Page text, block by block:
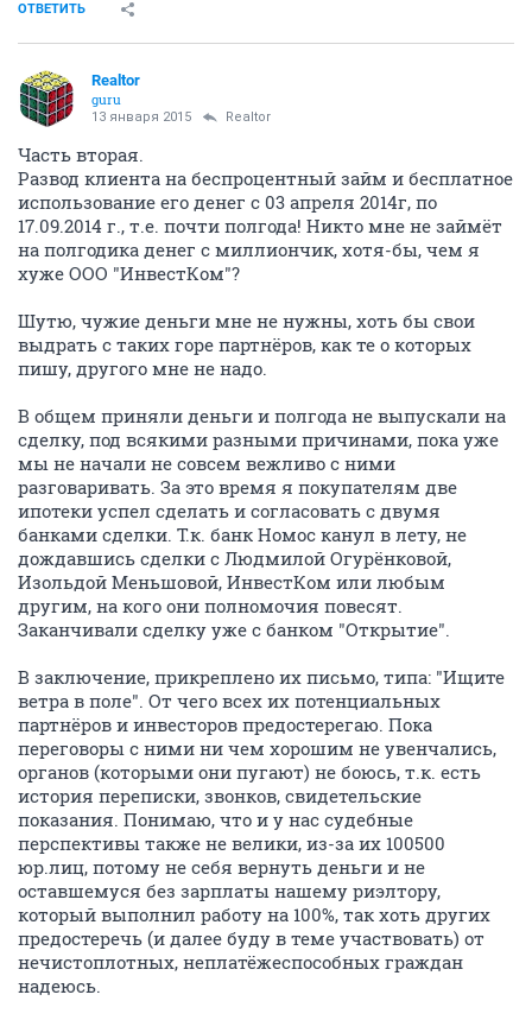
ОТВЕТИТЬ
Realtor
guru
13 января 2015 Realtor
Часть вторая.
Развод клиента на беспроцентный займ и бесплатное
использование его денег с 03 апреля 2014г, по
17.09.2014 г., т.е. почти полгода! Никто мне не займёт
на полгодика денег с миллиончик, хотя-бы, чем я
хуже ООО "ИнвестКом"?
Шутю, чужие деньги мне не нужны, хоть бы свои
выдрать с таких горе партнёров, как те о которых
пишу, другого мне не надо.
В общем приняли деньги и полгода не выпускали на
сделку, под всякими разными причинами, пока уже
мы не начали не совсем вежливо с ними
разговаривать. За это время я покупателям две
ипотеки успел сделать и согласовать с двумя
банками сделки. Т.к. банк Номос канул в лету, не
дождавшись сделки с Людмилой Огурёнковой,
Изольдой Меньшовой, ИнвестКом или любым
другим, на кого они полномочия повесят.
Заканчивали сделку уже с банком "Открытие".
В заключение, прикреплено их письмо, типа: "Ищите
ветра в поле". От чего всех их потенциальных
партнёров и инвесторов предостерегаю. Пока
переговоры с ними ни чем хорошим не увенчались,
органов (которыми они пугают) не боюсь, т.к. есть
история переписки, звонков, свидетельские
показания. Понимаю, что и у нас судебные
перспективы также не велики, из-за их 100500
юр.лиц, потому не себя вернуть деньги и не
оставшемуся без зарплаты нашему риэлтору,
который выполнил работу на 100%, так хоть других
предостеречь (и далее буду в теме участвовать) от
нечистоплотных, неплатёжеспособных граждан
надеюсь.